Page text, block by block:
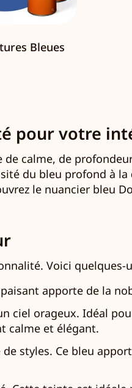
Bleues
pour votre
calme, de
du bleu profond à
le nuancier bleu
Voici
apporte de la
ciel orageux. Idéal
calme et élégant.
styles. Ce bleu